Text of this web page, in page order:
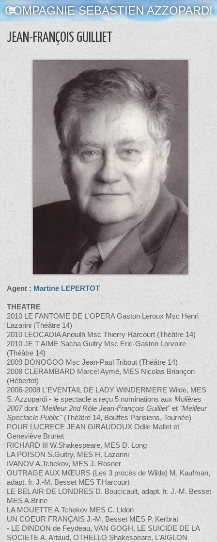
COMPAGNIE SEBASTIEN AZZOPARDI
JEAN-FRANÇOIS GUILLIET
Agent : Martine LEPERTOT
THEATRE
2010 LE FANTOME DE L'OPERA Gaston Leroux Msc Henri
Lazarini (Théâtre 14)
2010 LEOCADIA Anouilh Msc Thierry Harcourt (Théâtre 14)
2010 JE T'AIME Sacha Guitry Msc Eric-Gaston Lorvoire
(Théâtre 14)
2009 DONOGOO Msc Jean-Paul Tribout (Théâtre 14)
2008 CLERAMBARD Marcel Aymé, MES Nicolas Briançon
(Hébertot)
2006-2008 L'EVENTAIL DE LADY WINDERMERE Wilde, MES
S. Azzopardi - le spectacle a reçu 5 nominations aux Molières
2007dont "Meilleur 2nd Rôle Jean-François Guilliet"et "Meilleur
Spectacle Public"(Théâtre 14, Bouffes Parisiens, Tournée)
POUR LUCRECE JEAN GIRAUDOUX Odile Mallet et
Geneviève Brunet
RICHARD III W.Shakespeare, MES D. Long
LA POISON S.Guitry, MES H. Lazarini
IVANOV A.Tchekov, MES J. Rosner
OUTRAGE AUX MŒURS (Les 3 procès de Wilde) M. Kaufman,
adapt. fr. J.-M. Besset MES T.Harcourt
LE BEL AIR DE LONDRES D. Boucicault, adapt. fr. J.-M. Besset
MES A.Brine
LA MOUETTE A.Tchekov MES C. Lidon
UN COEUR FRANÇAIS J.-M. Besset MES P. Kerbrat
- LE DINDON de Feydeau, VAN GOGH, LE SUICIDE DE LA
SOCIETE A. Artaud, OTHELLO Shakespeare, L’AIGLON